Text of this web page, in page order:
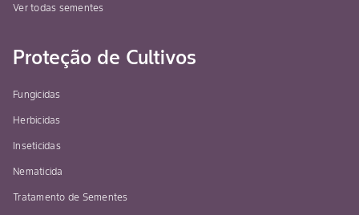
Ver todas sementes
Proteção de Cultivos
Fungicidas
Herbicidas
Inseticidas
Nematicida
Tratamento de Sementes